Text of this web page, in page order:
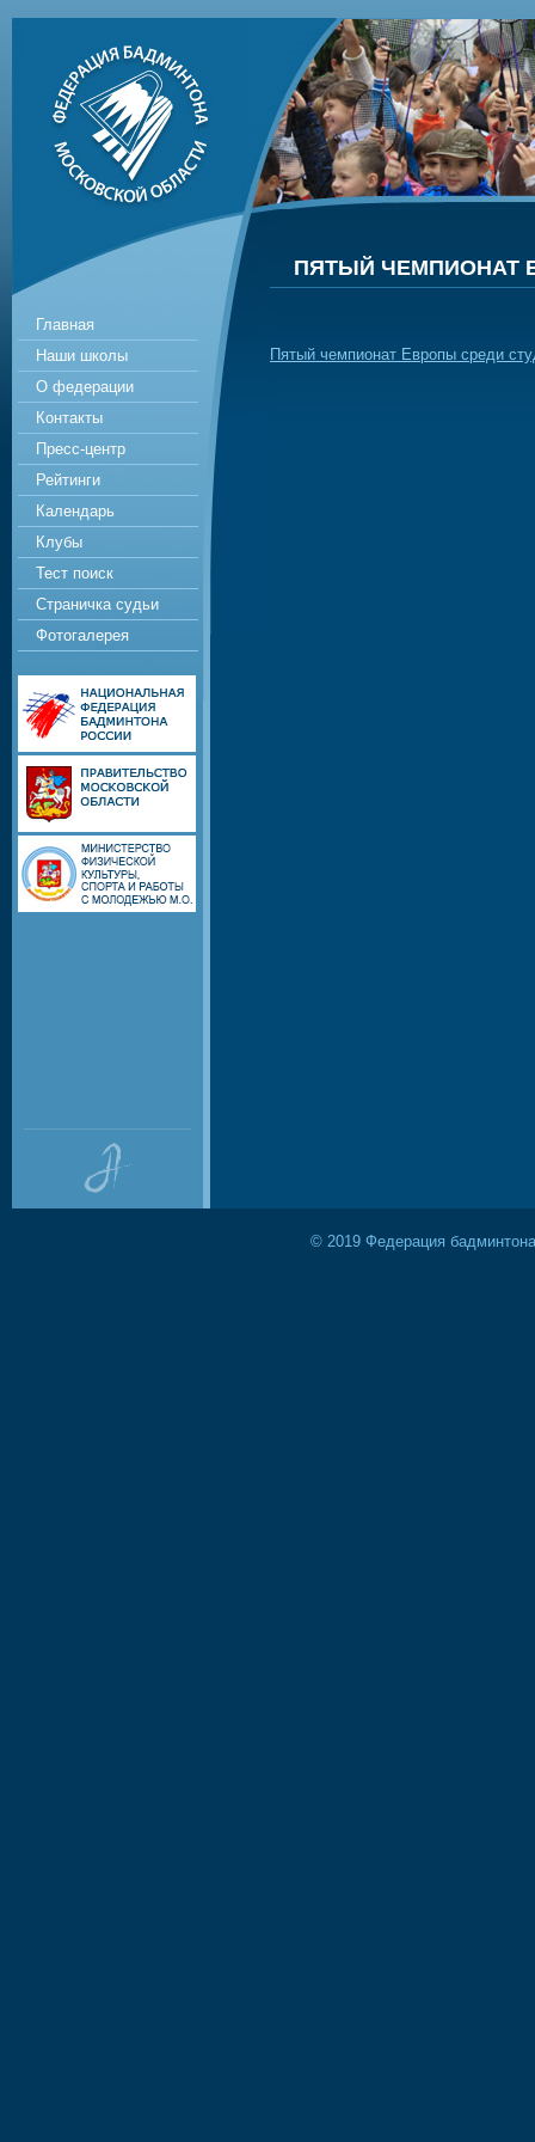
Главная
Наши школы
О федерации
Контакты
Пресс-центр
Рейтинги
Календарь
Клубы
Тест поиск
Страничка судьи
Фотогалерея
ПЯТЫЙ ЧЕМПИОНАТ
Пятый чемпионат Европы среди
© 2019 Федерация